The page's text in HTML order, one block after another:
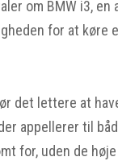
om BMW i3, en
for at køre
det lettere at
appellerer til
for, uden de høje